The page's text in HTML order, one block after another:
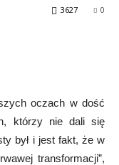
0
3627
oczach w dość
którzy nie dali się
był i jest fakt, że w
transformacji”,